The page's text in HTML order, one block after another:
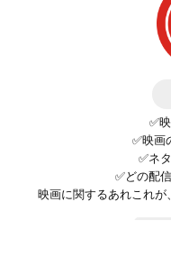
✅
✅映画
✅ネ
✅どの配
映画に関するあれこれが